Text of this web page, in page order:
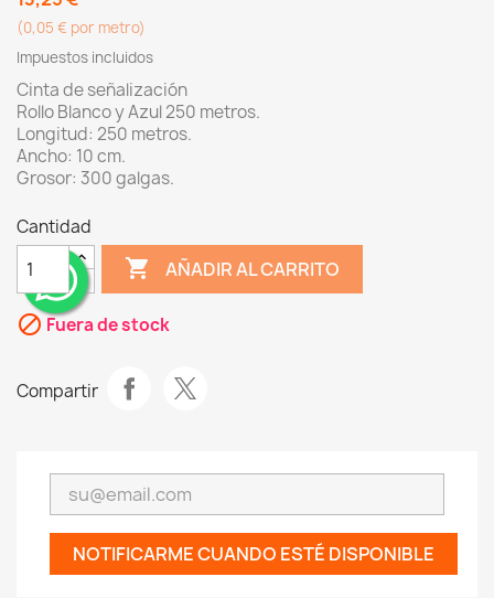
(0,05 € por metro)
Impuestos incluidos
Cinta de señalización
Rollo Blanco y Azul 250 metros.
Longitud: 250 metros.
Ancho: 10 cm.
Grosor: 300 galgas.
Cantidad
shopping_cart AÑADIR AL CARRITO
block Fuera de stock
Compartir
NOTIFICARME CUANDO ESTÉ DISPONIBLE
¨